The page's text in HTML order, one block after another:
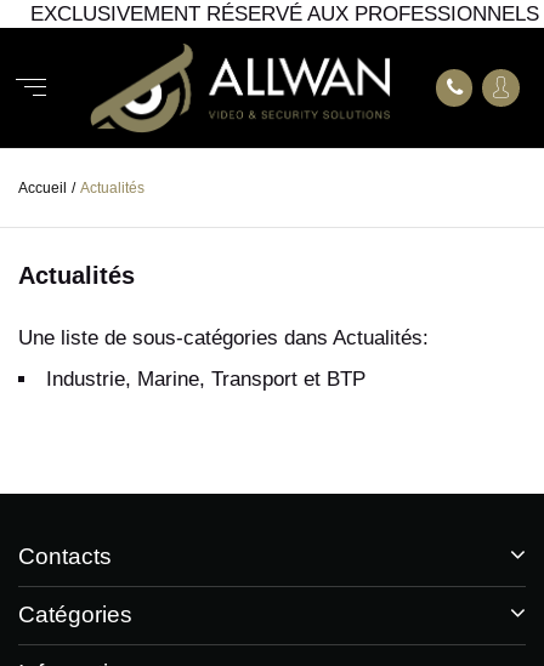
EXCLUSIVEMENT RÉSERVÉ AUX PROFESSIONNELS
Accueil / Actualités
Actualités
Une liste de sous-catégories dans Actualités:
Industrie, Marine, Transport et BTP
Contacts
Catégories